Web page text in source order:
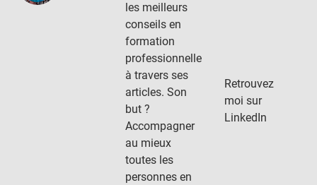
les meilleurs
conseils en
formation
professionnelle
à travers ses
articles. Son
but ?
Accompagner
au mieux
toutes les
personnes en
Retrouvez
moi sur
LinkedIn